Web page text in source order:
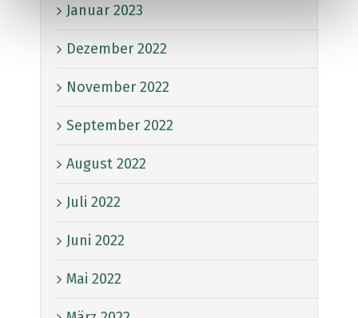
Januar 2023
Dezember 2022
November 2022
September 2022
August 2022
Juli 2022
Juni 2022
Mai 2022